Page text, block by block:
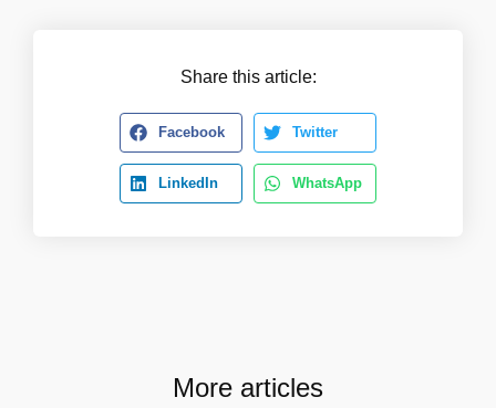
Share this article:
Facebook Twitter
LinkedIn WhatsApp
More articles